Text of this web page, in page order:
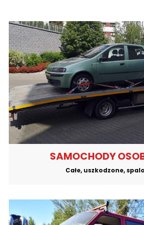
SAMOCHODY
Całe, uszkodzone,